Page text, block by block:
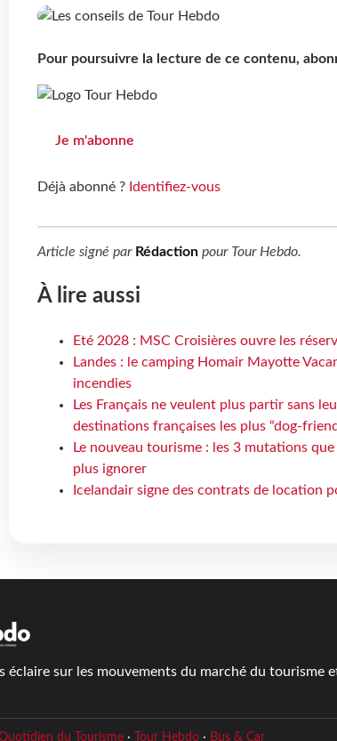
Pour poursuivre la lecture de ce contenu,
Je m'abonne
Déjà abonné ? Identifiez-vous
Article signé par Rédactionpour Tour Hebdo.
À lire aussi
Eté 2028 : MSC Croisières ouvre les
Landes : le camping Homair Mayotte
incendies
Les Français ne veulent plus partir sans
destinations françaises les plus “dog-
Le nouveau tourisme : les 3 mutations
plus ignorer
Icelandair signe des contrats de location
éclaire sur les mouvements du marché du tourisme
du Tourisme· Tour Hebdo· Bus & Car